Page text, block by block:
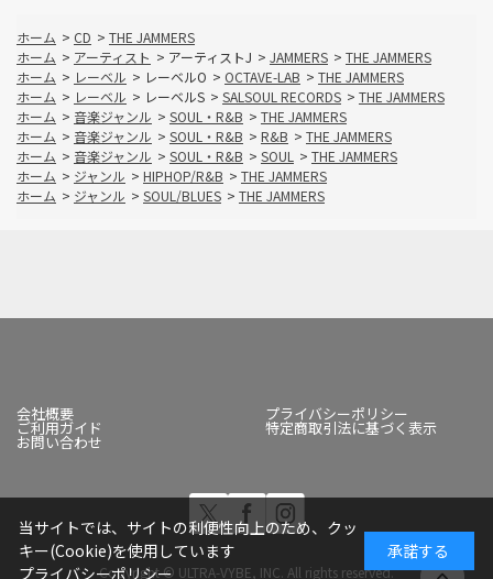
ホーム > CD > THE JAMMERS
ホーム > アーティスト > アーティストJ > JAMMERS > THE JAMMERS
ホーム > レーベル > レーベルO > OCTAVE-LAB > THE JAMMERS
ホーム > レーベル > レーベルS > SALSOUL RECORDS > THE JAMMERS
ホーム > 音楽ジャンル > SOUL・R&B > THE JAMMERS
ホーム > 音楽ジャンル > SOUL・R&B > R&B > THE JAMMERS
ホーム > 音楽ジャンル > SOUL・R&B > SOUL > THE JAMMERS
ホーム > ジャンル > HIPHOP/R&B > THE JAMMERS
ホーム > ジャンル > SOUL/BLUES > THE JAMMERS
会社概要 プライバシーポリシー
ご利用ガイド 特定商取引法に基づく表示
お問い合わせ
Copyright © ULTRA-VYBE, INC. All rights reserved.
当サイトでは、サイトの利便性向上のため、クッ
キー(Cookie)を使用しています
プライバシーポリシー
承諾する